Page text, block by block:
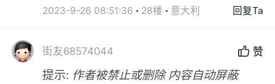
2023-9-26 08:51:36 28楼 意大利 回复Ta
街友68574044 赞
提示: 作者被禁止或删除 内容自动屏蔽